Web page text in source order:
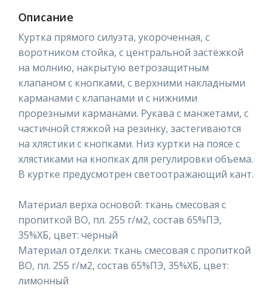
Описание
Куртка прямого силуэта, укороченная, с
воротником стойка, с центральной застёжкой
на молнию, накрытую ветрозащитным
клапаном с кнопками, с верхними накладными
карманами с клапанами и с нижними
прорезными карманами. Рукава с манжетами, с
частичной стяжкой на резинку, застегиваются
на хлястики с кнопками. Низ куртки на поясе с
хлястиками на кнопках для регулировки объема.
В куртке предусмотрен светоотражающий кант.
Материал верха основой: ткань смесовая с
пропиткой ВО, пл. 255 г/м2, состав 65%ПЭ,
35%ХБ, цвет: черный
Материал отделки: ткань смесовая с пропиткой
ВО, пл. 255 г/м2, состав 65%ПЭ, 35%ХБ, цвет:
лимонный